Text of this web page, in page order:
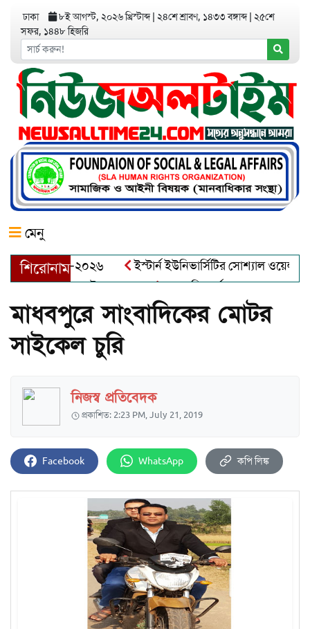
ঢাকা ৮ই আগস্ট, ২০২৬ খ্রিস্টাব্দ ২৪শে শ্রাবণ, ১৪৩৩ বঙ্গাব্দ ২৫শে
সফর, ১৪৪৮ হিজরি
মেনু
শিরোনাম
অ্যাওয়ার্ড–২০২৬
ইস্টার্ন ইউনিভার্সিটির সোশ্যাল ওয়েলফেয়ার
খালেক এর ইন্তেকাল
আত্মশুদ্ধি অর্জন ও অশুভকে বর্জন করে
মাধবপুরে সাংবাদিকের মোটর
সাইকেল চুরি
নিজস্ব প্রতিবেদক
প্রকাশিত: 2:23 PM, July 21, 2019
Facebook WhatsApp কপি লিঙ্ক